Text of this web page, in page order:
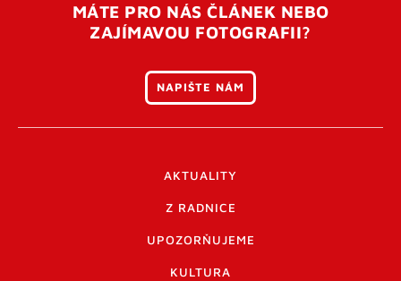
MÁTE PRO NÁS ČLÁNEK NEBO
ZAJÍMAVOU FOTOGRAFII?
NAPIŠTE NÁM
AKTUALITY
Z RADNICE
UPOZORŇUJEME
KULTURA